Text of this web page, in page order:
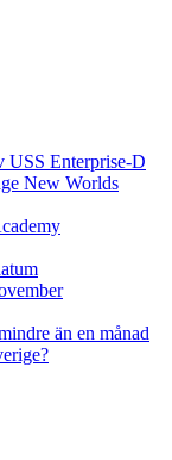
USS Enterprise-D
New Worlds
än en månad